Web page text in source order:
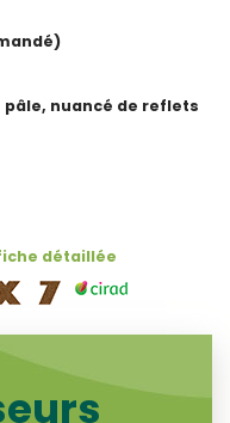
nuancé de reflets
détaillée